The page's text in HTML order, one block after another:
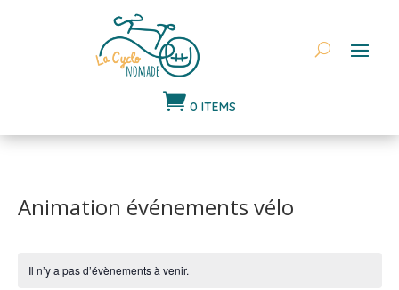
 0 ITEMS
Animation événements vélo
Il n’y a pas d’évènements à venir.